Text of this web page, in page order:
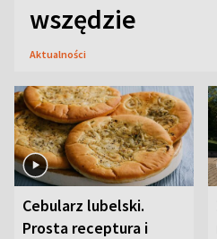
wszędzie
Aktualności
Cebularz lubelski.
Prosta receptura i